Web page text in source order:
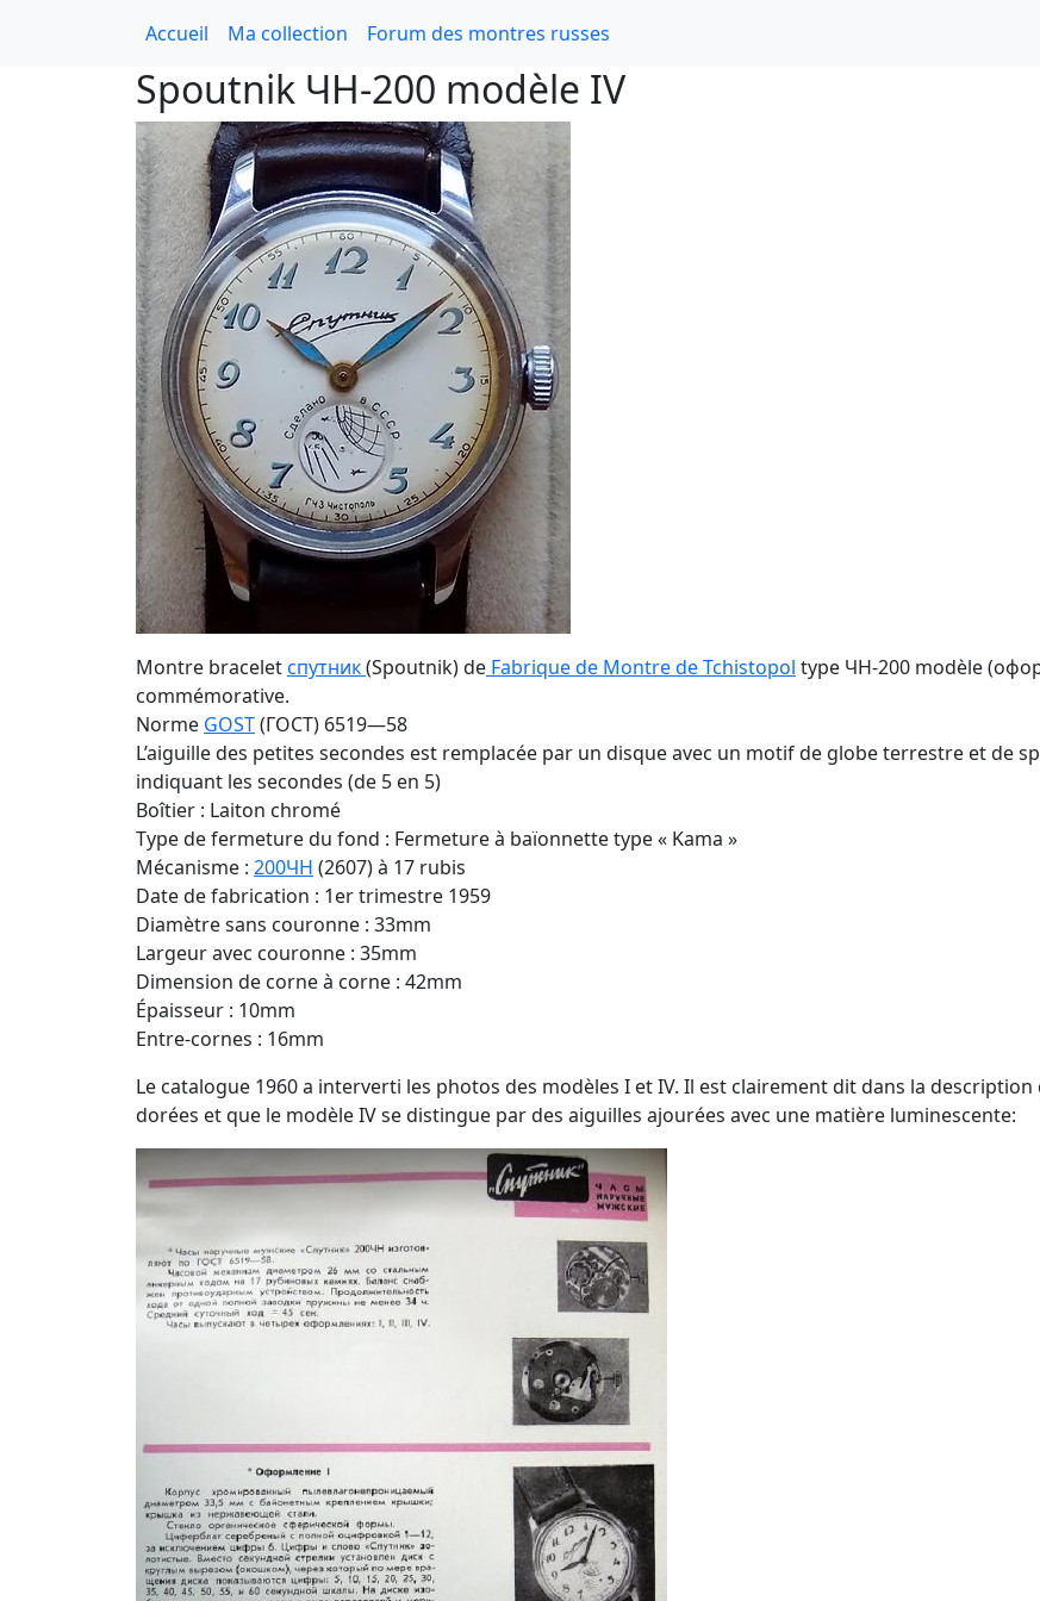
Accueil Ma collection Forum des montres russes
Spoutnik ЧH-200 modèle IV
Montre braceletспутник(Spoutnik) de Fabrique de Montre de Tchistopol type ЧH-200 modèle
commémorative.
Norme GOST(ГОСТ) 6519—58
L’aiguille des petites secondes est remplacée par un disque avec un motif de globe terrestre et de
indiquant les secondes (de 5 en 5)
Boîtier : Laiton chromé
Type de fermeture du fond : Fermeture à baïonnette type « Kama »
Mécanisme : 200ЧН (2607) à 17 rubis
Date de fabrication : 1er trimestre 1959
Diamètre sans couronne : 33mm
Largeur avec couronne : 35mm
Dimension de corne à corne : 42mm
Épaisseur : 10mm
Entre-cornes : 16mm
Le catalogue 1960 a interverti les photos des modèles I et IV. Il est clairement dit dans la
dorées et que le modèle IV se distingue par des aiguilles ajourées avec une matière luminescente: